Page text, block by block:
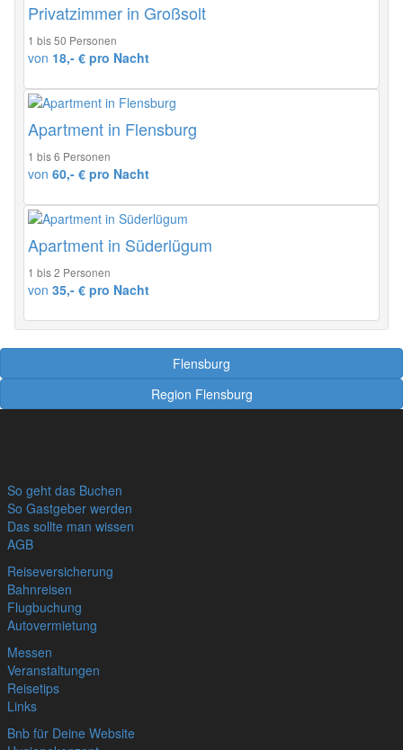
Privatzimmer in Großsolt
1 bis 50 Personen
von 18,- € pro Nacht
Apartment in Flensburg
1 bis 6 Personen
von 60,- € pro Nacht
Apartment in Süderlügum
1 bis 2 Personen
von 35,- € pro Nacht
Flensburg
Region Flensburg
So geht das Buchen
So Gastgeber werden
Das sollte man wissen
AGB
Reiseversicherung
Bahnreisen
Flugbuchung
Autovermietung
Messen
Veranstaltungen
Reisetips
Links
Bnb für Deine Website